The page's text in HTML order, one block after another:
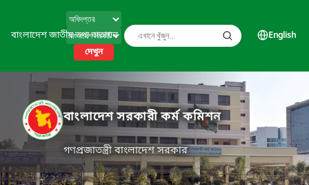
বাংলাদেশ জাতীয় তথ্য বাতায়ন
দেখুন
English
বাংলাদেশ সরকারী কর্ম কমিশন
গণপ্রজাতন্ত্রী বাংলাদেশ সরকার